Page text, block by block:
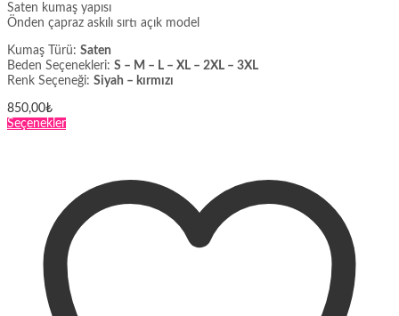
Saten kumaş yapısı
Önden çapraz askılı sırtı açık model
Kumaş Türü: Saten
Beden Seçenekleri: S – M – L – XL – 2XL – 3XL
Renk Seçeneği: Siyah – kırmızı
850,00₺
SeçeneklerBu
varyasyonu
var.
Seçenekler
ürün
sayfasından
seçilebilir